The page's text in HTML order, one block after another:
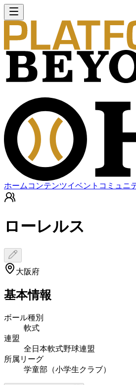
ホーム コンテンツイベント コミュニ
ローレルス
大阪府
基本情報
ボール種別
軟式
連盟
全日本軟式野球連盟
所属リーグ
学童部（小学生クラブ）